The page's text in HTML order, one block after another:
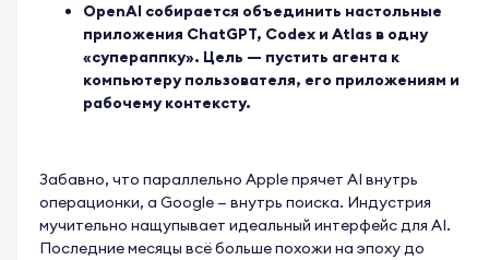
OpenAI собирается объединить настольные
приложения ChatGPT, Codex и Atlas в одну
«супераппку». Цель — пустить агента к
компьютеру пользователя, его приложениям и
рабочему контексту.
Забавно, что параллельно Apple прячет AI внутрь
операционки, а Google — внутрь поиска. Индустрия
мучительно нащупывает идеальный интерфейс для AI.
Последние месяцы всё больше похожи на эпоху до